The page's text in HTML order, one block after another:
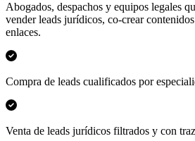
Abogados, despachos y equipos legales
vender leads jurídicos, co-crear
enlaces.
Compra de leads cualificados por
Venta de leads jurídicos filtrados y con